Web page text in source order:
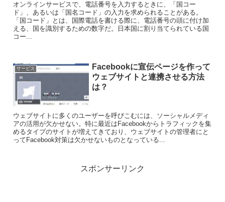
オンラインサービスで、電話番号を入力するときに、「国コー
ド」、あるいは「国名コード」の入力を求められることがある。
「国コード」とは、国際電話を書ける際に、電話番号の頭に付け加
える、国を識別するための数字だ。日本国に割り当てられている国
コー...
サービス
Facebookに宣伝ページを作って
ウェブサイトと連携させる方法
は？
ウェブサイトに多くのユーザーを呼びこむには、ソーシャルメディ
アの活用が欠かせない。特に最近はFacebookからトラフィックを集
めるタイプのサイトが増えてきており、ウェブサイトの管理者にと
ってFacebook対策は欠かせないものとなっている...
スポンサーリンク